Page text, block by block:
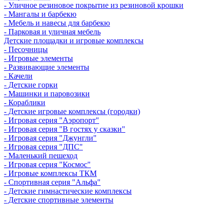
- Уличное резиновое покрытие из резиновой крошки
- Мангалы и барбекю
- Мебель и навесы для барбекю
- Парковая и уличная мебель
Детские площадки и игровые комплексы
- Песочницы
- Игровые элементы
- Развивающие элементы
- Качели
- Детские горки
- Машинки и паровозики
- Кораблики
- Детские игровые комплексы (городки)
- Игровая серия "Аэропорт"
- Игровая серия "В гостях у сказки"
- Игровая серия "Джунгли"
- Игровая серия "ДПС"
- Маленький пешеход
- Игровая серия "Космос"
- Игровые комплексы ТКМ
- Спортивная серия "Альфа"
- Детские гимнастические комплексы
- Детские спортивные элементы